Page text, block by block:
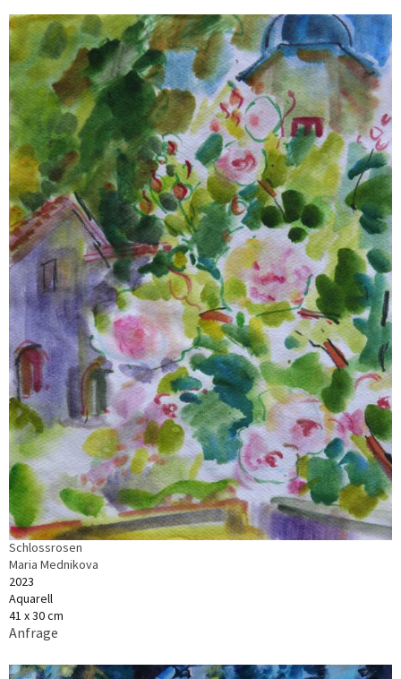
Schlossrosen
Maria Mednikova
2023
Aquarell
41 x 30 cm
Anfrage